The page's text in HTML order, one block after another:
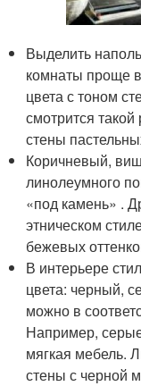
Выделить
комнаты проще
цвета с тоном
смотрится
стены
Коричневый,
линолеумного
«под камень» .
этническом
бежевых
В интерьере
цвета: черный,
можно в
Например,
мягкая мебель.
стены с черной